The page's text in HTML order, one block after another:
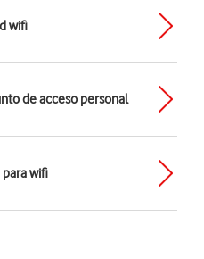
wifi
de acceso personal
wifi